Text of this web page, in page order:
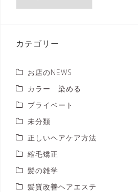
ブ
カテゴリー
お店のNEWS
カラー 染める
プライベート
未分類
正しいヘアケア方法
縮毛矯正
髪の雑学
髪質改善ヘアエステ